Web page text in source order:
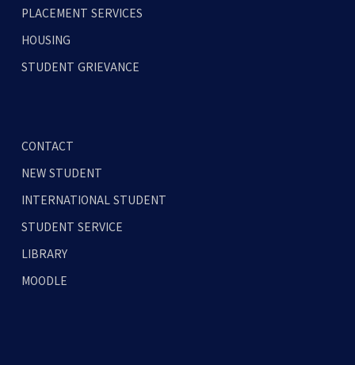
PLACEMENT SERVICES
HOUSING
STUDENT GRIEVANCE
CONTACT
NEW STUDENT
INTERNATIONAL STUDENT
STUDENT SERVICE
LIBRARY
MOODLE